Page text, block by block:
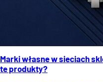
Marki własne w sieciach
te produkty?